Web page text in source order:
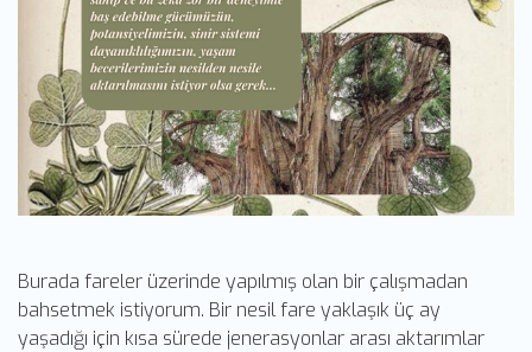
Burada fareler üzerinde yapılmış olan bir çalışmadan
bahsetmek istiyorum. Bir nesil fare yaklaşık üç ay
yaşadığı için kısa sürede jenerasyonlar arası aktarımlar